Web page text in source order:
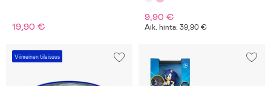
19,90 €
9,90 €
Aik. hinta: 39,90 €
Viimeinen tilaisuus